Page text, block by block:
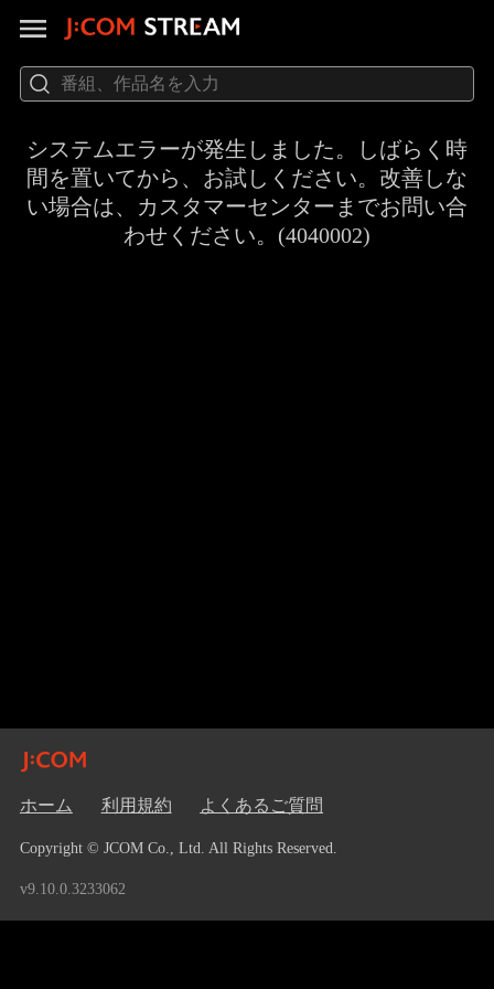
システムエラーが発生しました。しばらく時
間を置いてから、お試しください。改善しな
い場合は、カスタマーセンターまでお問い合
わせください。(4040002)
ホーム 利用規約 よくあるご質問
Copyright © JCOM Co., Ltd. All Rights Reserved.
v9.10.0.3233062